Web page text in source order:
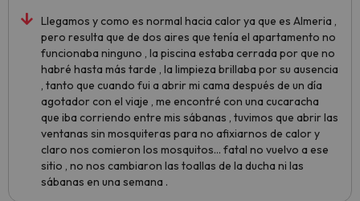
Llegamos y como es normal hacia calor ya que es Almeria ,
pero resulta que de dos aires que tenía el apartamento no
funcionaba ninguno , la piscina estaba cerrada por que no
habré hasta más tarde , la limpieza brillaba por su ausencia
, tanto que cuando fui a abrir mi cama después de un día
agotador con el viaje , me encontré con una cucaracha
que iba corriendo entre mis sábanas , tuvimos que abrir las
ventanas sin mosquiteras para no afixiarnos de calor y
claro nos comieron los mosquitos… fatal no vuelvo a ese
sitio , no nos cambiaron las toallas de la ducha ni las
sábanas en una semana .